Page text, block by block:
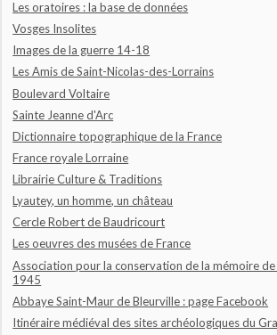
Les oratoires : la base de données
Vosges Insolites
Images de la guerre 14-18
Les Amis de Saint-Nicolas-des-Lorrains
Boulevard Voltaire
Sainte Jeanne d'Arc
Dictionnaire topographique de la France
France royale Lorraine
Librairie Culture & Traditions
Lyautey, un homme, un château
Cercle Robert de Baudricourt
Les oeuvres des musées de France
Association pour la conservation de la mémoire
1945
Abbaye Saint-Maur de Bleurville : page Facebook
Itinéraire médiéval des sites archéologiques du